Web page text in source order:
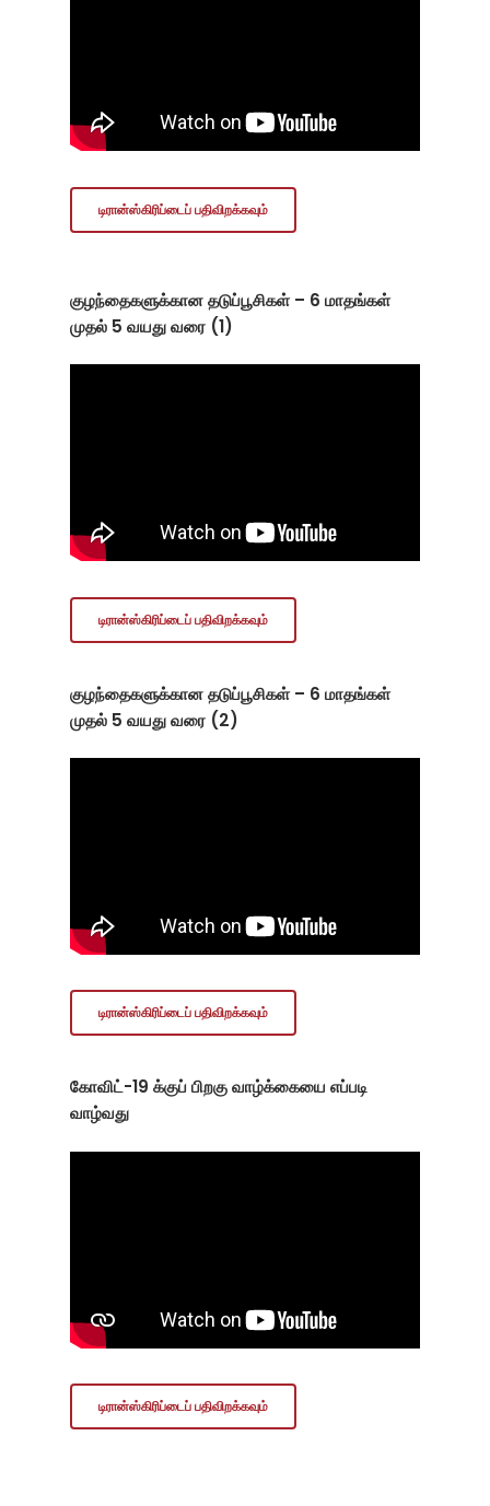
டிரான்ஸ்கிரிப்டைப் பதிவிறக்கவும்
குழந்தைகளுக்கான தடுப்பூசிகள் – 6 மாதங்கள்
முதல் 5 வயது வரை (1)
டிரான்ஸ்கிரிப்டைப் பதிவிறக்கவும்
குழந்தைகளுக்கான தடுப்பூசிகள் – 6 மாதங்கள்
முதல் 5 வயது வரை (2)
டிரான்ஸ்கிரிப்டைப் பதிவிறக்கவும்
கோவிட்-19 க்குப் பிறகு வாழ்க்கையை எப்படி
வாழ்வது
டிரான்ஸ்கிரிப்டைப் பதிவிறக்கவும்